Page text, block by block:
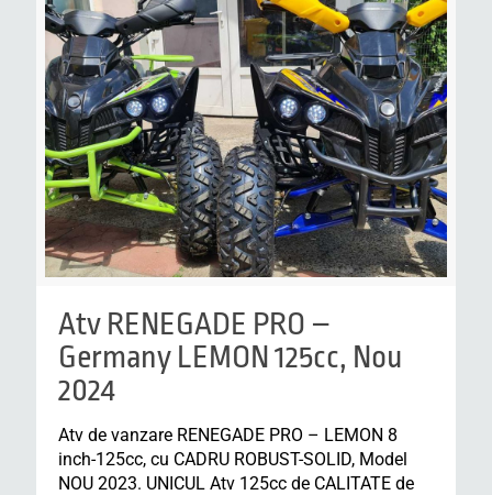
Atv RENEGADE PRO –
Germany LEMON 125cc, Nou
2024
Atv de vanzare RENEGADE PRO – LEMON 8
inch-125cc, cu CADRU ROBUST-SOLID, Model
NOU 2023. UNICUL Atv 125cc de CALITATE de